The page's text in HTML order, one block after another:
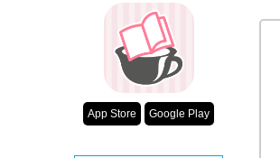
App Store Google Play